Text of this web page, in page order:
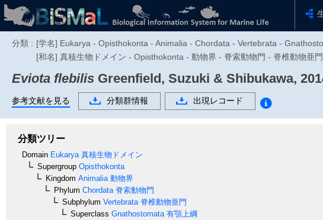
分類 : [学名] Eukarya - Opisthokonta - Animalia - Chordata - Vertebrata -
[和名] 真核生物ドメイン - Opisthokonta - 動物界 - 脊索動物門 - 脊椎動物亜
Eviota flebilis Greenfield, Suzuki & Shibukawa,
参考文献を見る 分類群情報 出現レコード
分類ツリー
Domain Eukarya 真核生物ドメイン
Supergroup Opisthokonta
Kingdom Animalia 動物界
Phylum Chordata 脊索動物門
Subphylum Vertebrata 脊椎動物亜門
Superclass Gnathostomata 有顎上綱